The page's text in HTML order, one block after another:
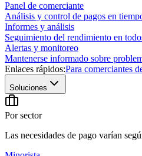
Panel de comerciante
Análisis y control de pagos en
Informes y análisis
Seguimiento del rendimiento en
Alertas y monitoreo
Mantenerse informado sobre
Enlaces rápidos:Para comerciantes
Soluciones
Por sector
Las necesidades de pago varían